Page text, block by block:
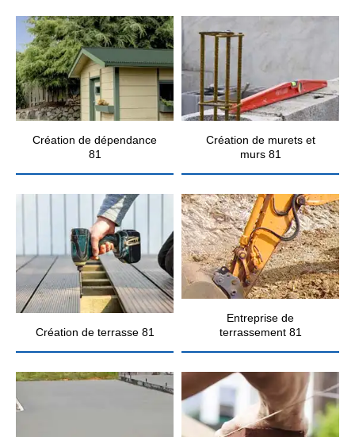
Création de dépendance
81
Création de murets et
murs 81
Création de terrasse 81
Entreprise de
terrassement 81